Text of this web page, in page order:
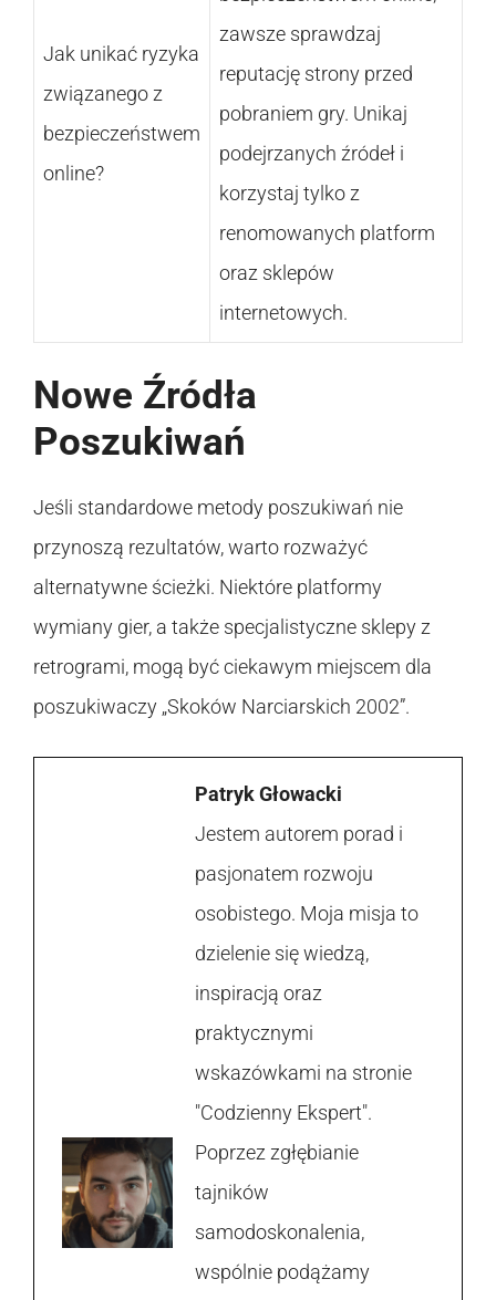
Jak unikać ryzyka
związanego z
bezpieczeństwem
online?
zawsze sprawdzaj
reputację strony przed
pobraniem gry. Unikaj
podejrzanych źródeł i
korzystaj tylko z
renomowanych platform
oraz sklepów
internetowych.
Nowe Źródła
Poszukiwań
Jeśli standardowe metody poszukiwań nie
przynoszą rezultatów, warto rozważyć
alternatywne ścieżki. Niektóre platformy
wymiany gier, a także specjalistyczne sklepy z
retrogrami, mogą być ciekawym miejscem dla
poszukiwaczy „Skoków Narciarskich 2002”.
Patryk Głowacki
Jestem autorem porad i
pasjonatem rozwoju
osobistego. Moja misja to
dzielenie się wiedzą,
inspiracją oraz
praktycznymi
wskazówkami na stronie
"Codzienny Ekspert".
Poprzez zgłębianie
tajników
samodoskonalenia,
wspólnie podążamy